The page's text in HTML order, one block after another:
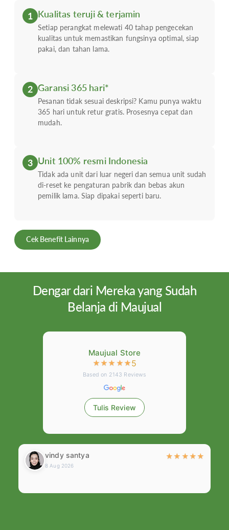
1 Kualitas teruji & terjamin
Setiap perangkat melewati 40 tahap pengecekan
kualitas untuk memastikan fungsinya optimal, siap
pakai, dan tahan lama.
2 Garansi 365 hari*
Pesanan tidak sesuai deskripsi? Kamu punya waktu
365 hari untuk retur gratis. Prosesnya cepat dan
mudah.
3 Unit 100% resmi Indonesia
Tidak ada unit dari luar negeri dan semua unit sudah
di-reset ke pengaturan pabrik dan bebas akun
pemilik lama. Siap dipakai seperti baru.
Cek Benefit Lainnya
Dengar dari Mereka yang Sudah
Belanja di Maujual
Maujual Store
★★★ ★★5
Based on 2143 Reviews
Tulis Review
vindy santya
8 Aug 2026
★★ ★★★